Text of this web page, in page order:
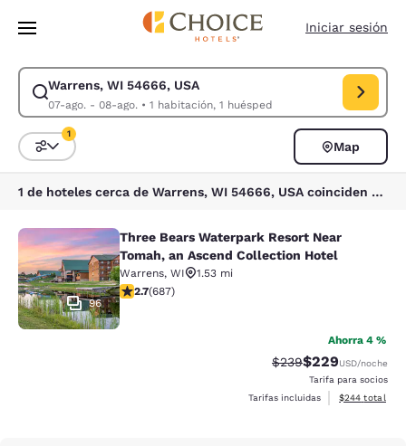
Pasar A Contenido Principal
Iniciar sesión
Warrens, WI 54666, USA
07-ago. - 08-ago.• 1 habitación, 1 huésped
Modificar la búsqueda de Warrens, WI 54666, USA. Fecha de check-
Ordenar y filtrar
1
Map
1 de hoteles cerca de Warrens, WI 54666, USA coinciden con tus filtros
Three Bears Waterpark Resort
96
Three Bears Waterpark Resort Near
Tomah, an Ascend Collection Hotel
Warrens, WI
1.53 mi
calificación de 2.68 estrellas. Feria. 687 reseñas
2.7(687)
Ahorra 4 %
Precio tachado:
$239Precio con
$229USD/noche
Tarifa para socios
Tarifas incluidas
Ver detalles
$244 total